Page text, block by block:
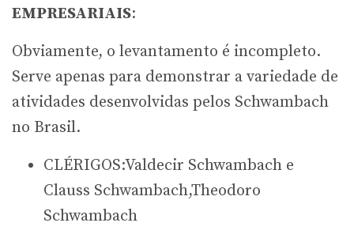
EMPRESARIAIS:
Obviamente, o levantamento é incompleto.
Serve apenas para demonstrar a variedade de
atividades desenvolvidas pelos Schwambach
no Brasil.
CLÉRIGOS:Valdecir Schwambach e
Clauss Schwambach,Theodoro
Schwambach